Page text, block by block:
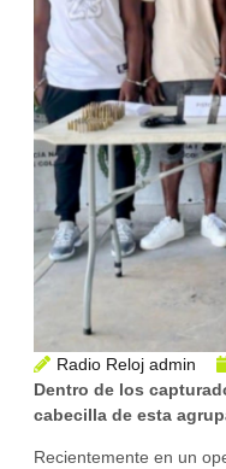
Radio Reloj admin
Dentro de los
cabecilla de esta
Recientemente en un